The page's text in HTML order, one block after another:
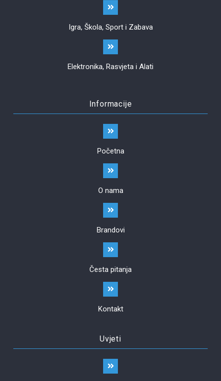
Igra, Škola, Sport i Zabava
Elektronika, Rasvjeta i Alati
Informacije
Početna
O nama
Brandovi
Česta pitanja
Kontakt
Uvjeti